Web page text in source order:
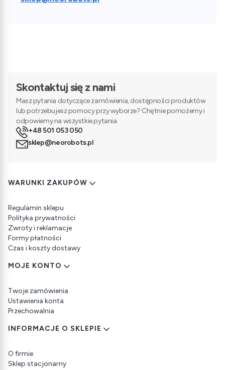
Skontaktuj się z nami
Masz pytania dotyczące zamówienia, dostępności produktów
lub potrzebujesz pomocy przy wyborze? Chętnie pomożemy i
odpowiemy na wszystkie pytania.
+48 501 053 050
sklep@neorobots.pl
Linki w stopce
WARUNKI ZAKUPÓW
Regulamin sklepu
Polityka prywatności
Zwroty i reklamacje
Formy płatności
Czas i koszty dostawy
MOJE KONTO
Twoje zamówienia
Ustawienia konta
Przechowalnia
INFORMACJE O SKLEPIE
O firmie
Sklep stacjonarny